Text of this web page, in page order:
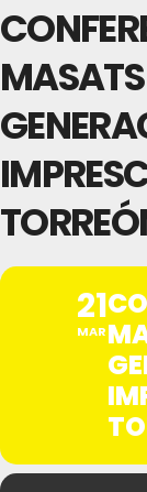
21
MAR